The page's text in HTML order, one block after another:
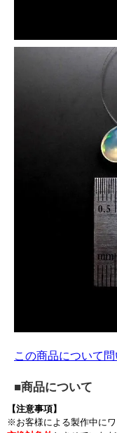
この商品について
■商品について
【注意事項】
※お客様による製作中に